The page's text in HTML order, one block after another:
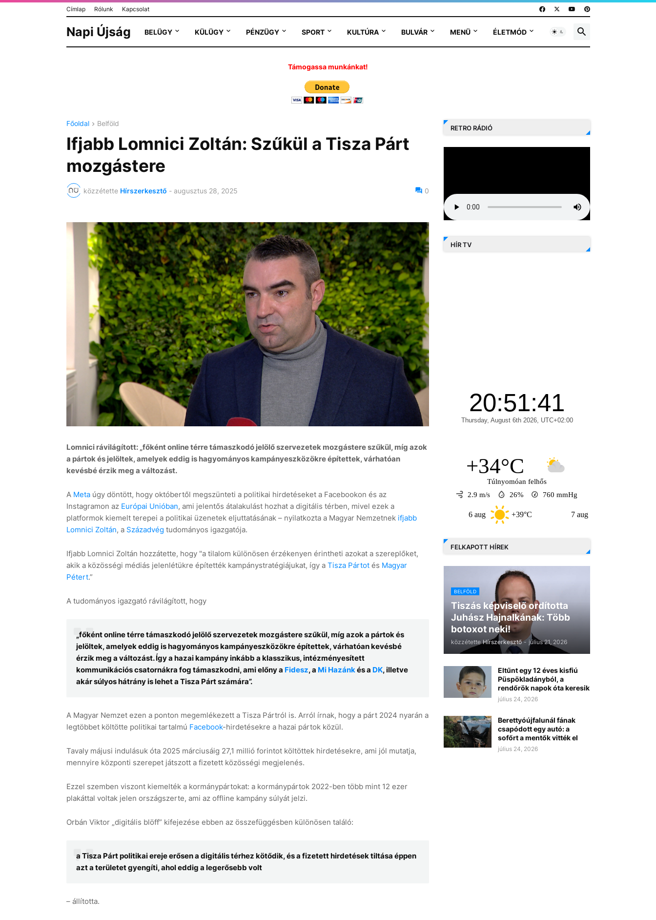
Címlap Rólunk Kapcsolat
Napi Újság BELÜGY KÜLÜGY PÉNZÜGY SPORT KULTÚRA BULVÁR MENÜ ÉLETMÓD
Támogassa munkánkat!
Főoldal Belföld
Ifjabb Lomnici Zoltán: Szűkül a Tisza Párt
mozgástere
közzétette Hírszerkesztő - augusztus 28, 2025 0
Lomnici rávilágított: „főként online térre támaszkodó jelölő szervezetek mozgástere szűkül, míg azok
a pártok és jelöltek, amelyek eddig is hagyományos kampányeszközökre építettek, várhatóan
kevésbé érzik meg a változást.
A Metaúgy döntött, hogy októbertől megszünteti a politikai hirdetéseket a Facebookon és az
Instagramon az Európai Unióban, ami jelentős átalakulást hozhat a digitális térben, mivel ezek a
platformok kiemelt terepei a politikai üzenetek eljuttatásának – nyilatkozta a Magyar Nemzetnek ifjabb
Lomnici Zoltán, a Századvég tudományos igazgatója.
Ifjabb Lomnici Zoltán hozzátette, hogy "a tilalom különösen érzékenyen érintheti azokat a szereplőket,
akik a közösségi médiás jelenlétükre építették kampánystratégiájukat, így a Tisza Pártotés Magyar
Pétert.”
A tudományos igazgató rávilágított, hogy
„főként online térre támaszkodó jelölő szervezetek mozgástere szűkül, míg azok a pártok és
jelöltek, amelyek eddig is hagyományos kampányeszközökre építettek, várhatóan kevésbé
érzik meg a változást. Így a hazai kampány inkább a klasszikus, intézményesített
kommunikációs csatornákra fog támaszkodni, ami előny a Fidesz, a Mi Hazánkés a DK, illetve
akár súlyos hátrány is lehet a Tisza Párt számára”.
A Magyar Nemzet ezen a ponton megemlékezett a Tisza Pártról is. Arról írnak, hogy a párt 2024 nyarán a
legtöbbet költötte politikai tartalmú Facebook-hirdetésekre a hazai pártok közül.
Tavaly májusi indulásuk óta 2025 márciusáig 27,1 millió forintot költöttek hirdetésekre, ami jól mutatja,
mennyire központi szerepet játszott a fizetett közösségi megjelenés.
Ezzel szemben viszont kiemelték a kormánypártokat: a kormánypártok 2022-ben több mint 12 ezer
plakáttal voltak jelen országszerte, ami az offline kampány súlyát jelzi.
Orbán Viktor „digitális blöff” kifejezése ebben az összefüggésben különösen találó:
a Tisza Párt politikai ereje erősen a digitális térhez kötődik, és a fizetett hirdetések tiltása éppen
azt a területet gyengíti, ahol eddig a legerősebb volt
– állította.
RETRO RÁDIÓ
HÍR TV
+34°C
Túlnyomóan felhős
2.9 m/s
26% 760 mmHg
+39°C +33°C
FELKAPOTT HÍREK
BELFÖLD
Tiszás képviselő ordította
Juhász Hajnalkának: Több
botoxot neki!
közzétette Hírszerkesztő - július 21, 2026
Eltűnt egy 12 éves kisfiú
Püspökladányból, a
rendőrök napok óta keresik
július 24, 2026
Berettyóújfalunál fának
csapódott egy autó: a
sofőrt a mentők vitték el
július 24, 2026